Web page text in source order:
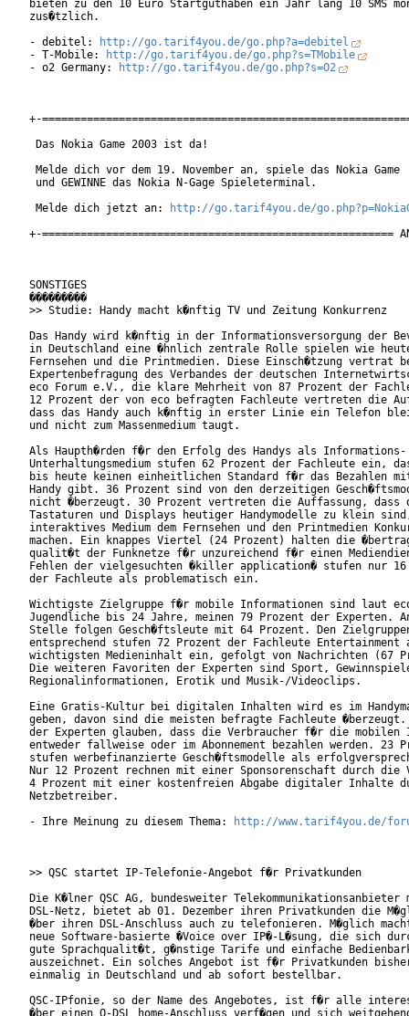
bieten zu den 10 Euro Startguthaben ein Jahr lang 10 SMS
zus�tzlich.
- debitel:
http://go.tarif4you.de/go.php?a=debitel
- T-Mobile:
http://go.tarif4you.de/go.php?s=TMobile
- o2 Germany:
http://go.tarif4you.de/go.php?s=O2
+-
Das Nokia Game 2003 ist da!
Melde dich vor dem 19. November an, spiele das Nokia Game
und GEWINNE das Nokia N-Gage Spieleterminal.
Melde dich jetzt an:
http://go.tarif4you.de/
+-=======================================================
SONSTIGES
���������
>> Studie: Handy macht k�nftig TV und Zeitung Konkurrenz
Das Handy wird k�nftig in der Informationsversorgung der
in Deutschland eine �hnlich zentrale Rolle spielen wie
Fernsehen und die Printmedien. Diese Einsch�tzung vertrat
Expertenbefragung des Verbandes der deutschen
eco Forum e.V., die klare Mehrheit von 87 Prozent der
12 Prozent der von eco befragten Fachleute vertreten die
dass das Handy auch k�nftig in erster Linie ein Telefon
und nicht zum Massenmedium taugt.
Als Haupth�rden f�r den Erfolg des Handys als Informations-
Unterhaltungsmedium stufen 62 Prozent der Fachleute ein,
bis heute keinen einheitlichen Standard f�r das Bezahlen
Handy gibt. 36 Prozent sind von den derzeitigen
nicht �berzeugt. 30 Prozent vertreten die Auffassung, dass
Tastaturen und Displays heutiger Handymodelle zu klein
interaktives Medium dem Fernsehen und den Printmedien
machen. Ein knappes Viertel (24 Prozent) halten die
qualit�t der Funknetze f�r unzureichend f�r einen
Fehlen der vielgesuchten �killer application� stufen nur 16
der Fachleute als problematisch ein.
Wichtigste Zielgruppe f�r mobile Informationen sind laut
Jugendliche bis 24 Jahre, meinen 79 Prozent der Experten.
Stelle folgen Gesch�ftsleute mit 64 Prozent. Den
entsprechend stufen 72 Prozent der Fachleute Entertainment
wichtigsten Medieninhalt ein, gefolgt von Nachrichten (67
Die weiteren Favoriten der Experten sind Sport,
Regionalinformationen, Erotik und Musik-/Videoclips.
Eine Gratis-Kultur bei digitalen Inhalten wird es im
geben, davon sind die meisten befragte Fachleute
der Experten glauben, dass die Verbraucher f�r die mobilen
entweder fallweise oder im Abonnement bezahlen werden. 23
stufen werbefinanzierte Gesch�ftsmodelle als
Nur 12 Prozent rechnen mit einer Sponsorenschaft durch die
4 Prozent mit einer kostenfreien Abgabe digitaler Inhalte
Netzbetreiber.
- Ihre Meinung zu diesem Thema:
http://www.tarif4you.de/
>> QSC startet IP-Telefonie-Angebot f�r Privatkunden
Die K�lner QSC AG, bundesweiter Telekommunikationsanbieter
DSL-Netz, bietet ab 01. Dezember ihren Privatkunden die
�ber ihren DSL-Anschluss auch zu telefonieren. M�glich
neue Software-basierte �Voice over IP�-L�sung, die sich
gute Sprachqualit�t, g�nstige Tarife und einfache
auszeichnet. Ein solches Angebot ist f�r Privatkunden
einmalig in Deutschland und ab sofort bestellbar.
QSC-IPfonie, so der Name des Angebotes, ist f�r alle
�ber einen Q-DSL home-Anschluss verf�gen und sich